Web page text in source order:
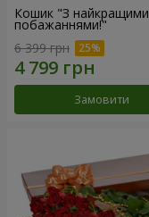
Кошик "З найкращими
побажаннями!"
6 399 грн
Замовити